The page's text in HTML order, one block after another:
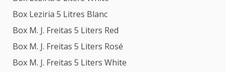
Box Leziria 5 Litres Blanc
Box M. J. Freitas 5 Liters Red
Box M. J. Freitas 5 Liters Rosé
Box M. J. Freitas 5 Liters White